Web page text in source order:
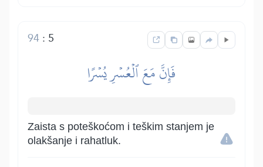
5
:
94
فَإِنَّ مَعَ ٱلۡعُسۡرِ يُسۡرًا
Zaista s poteškoćom i teškim stanjem je
olakšanje i rahatluk.